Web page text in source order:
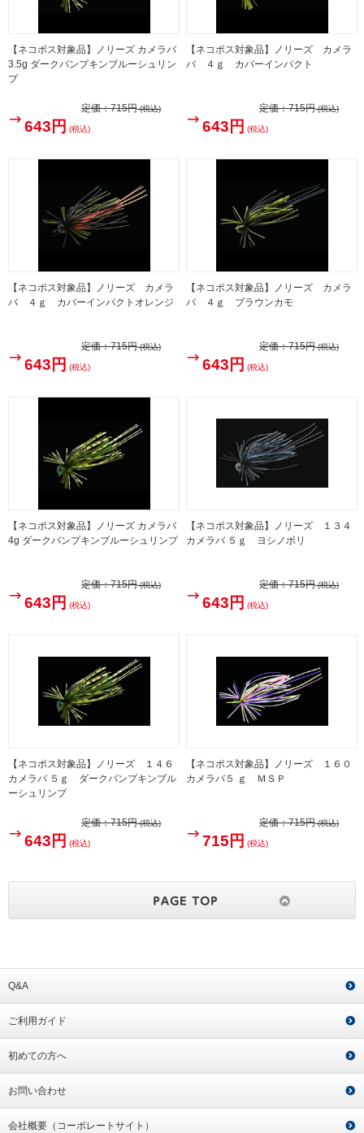
【ネコポス対象品】ノリーズ カメラバ
3.5g ダークパンプキンブルーシュリン
プ
定価：715円(税込)
643円 (税込)
【ネコポス対象品】ノリーズ カメラ
バ ４ｇ カバーインパクト
定価：715円(税込)
643円 (税込)
【ネコポス対象品】ノリーズ カメラ
バ ４ｇ カバーインパクトオレンジ
定価：715円(税込)
643円 (税込)
【ネコポス対象品】ノリーズ カメラ
バ ４ｇ ブラウンカモ
定価：715円(税込)
643円 (税込)
【ネコポス対象品】ノリーズ カメラバ
4g ダークパンプキンブルーシュリンプ
定価：715円(税込)
643円 (税込)
【ネコポス対象品】ノリーズ １３４
カメラバ ５ｇ ヨシノボリ
定価：715円(税込)
643円 (税込)
【ネコポス対象品】ノリーズ １４６
カメラバ ５ｇ ダークパンプキンブル
ーシュリンプ
定価：715円(税込)
643円 (税込)
【ネコポス対象品】ノリーズ １６０
カメラバ５ ｇ ＭＳＰ
定価：715円(税込)
715円 (税込)
Q&A
ご利用ガイド
初めての方へ
お問い合わせ
会社概要（コーポレートサイト）